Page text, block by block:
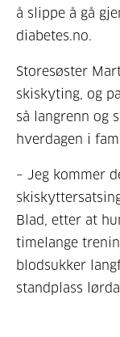
å slippe å gå
diabetes.no.
Storesøster
skiskyting, og
så langrenn og
hverdagen i
– Jeg kommer
Blad, etter at
timelange
blodsukker
standplass